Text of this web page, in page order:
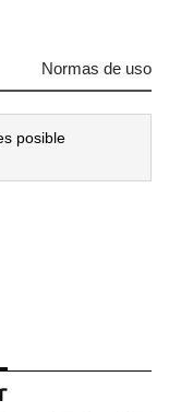
Normas de uso
posible